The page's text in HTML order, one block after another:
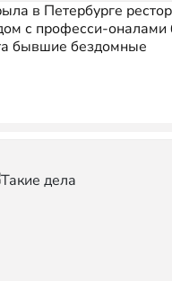
в Петербурге
с професси-оналами
бывшие бездомные